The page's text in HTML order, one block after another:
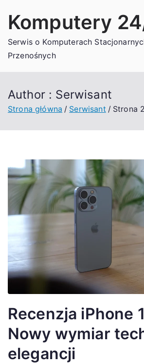
Komputery
Serwis o Komputerach
Przenośnych
Author : Serwisant
Strona główna Serwisant Strona 2
Recenzja iPhone
Nowy wymiar
elegancji